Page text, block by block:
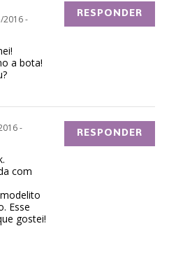
2016 -
a bota!
RESPONDER
-
com
Esse
gostei!
RESPONDER